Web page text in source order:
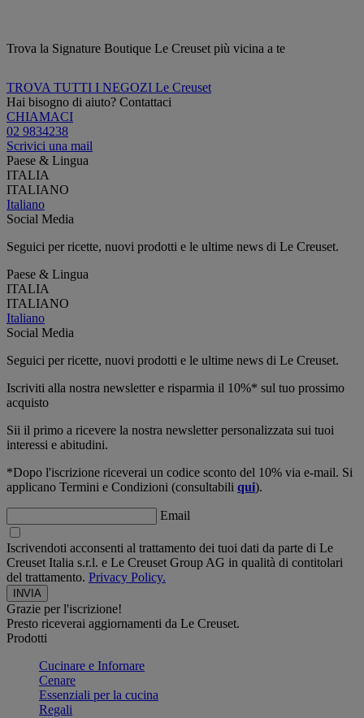
Trova la Signature Boutique Le Creuset più vicina a te
TROVA TUTTI I NEGOZI Le Creuset
Hai bisogno di aiuto? Contattaci
CHIAMACI
02 9834238
Scrivici una mail
Paese & Lingua
ITALIA
ITALIANO
Italiano
Social Media
Seguici per ricette, nuovi prodotti e le ultime news di Le Creuset.
Paese & Lingua
ITALIA
ITALIANO
Italiano
Social Media
Seguici per ricette, nuovi prodotti e le ultime news di Le Creuset.
Iscriviti alla nostra newsletter e risparmia il 10%* sul tuo prossimo
acquisto
Sii il primo a ricevere la nostra newsletter personalizzata sui tuoi
interessi e abitudini.
*Dopo l'iscrizione riceverai un codice sconto del 10% via e-mail. Si
applicano Termini e Condizioni (consultabili qui).
Email
Iscrivendoti acconsenti al trattamento dei tuoi dati da parte di Le
Creuset Italia s.r.l. e Le Creuset Group AG in qualità di contitolari
del trattamento. Privacy Policy.
Grazie per l'iscrizione!
Presto riceverai aggiornamenti da Le Creuset.
Prodotti
Cucinare e Infornare
Cenare
Essenziali per la cucina
Regali